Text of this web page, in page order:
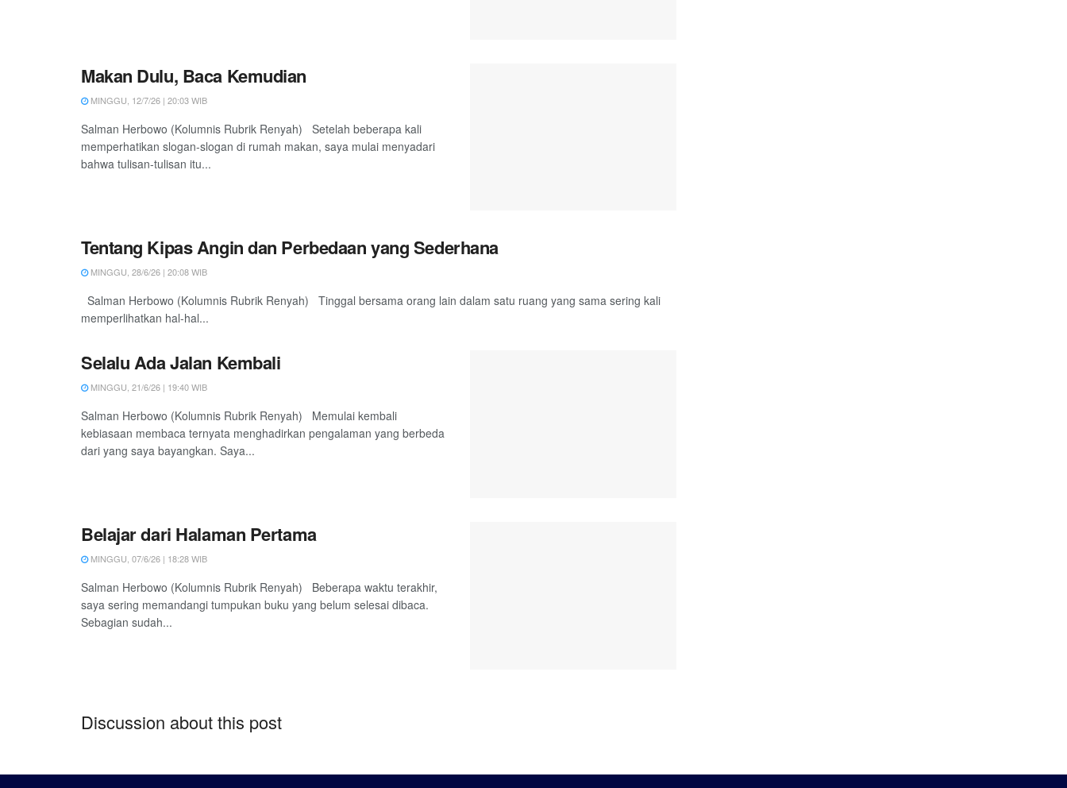
Makan Dulu, Baca Kemudian
MINGGU, 12/7/26 | 20:03 WIB
Salman Herbowo (Kolumnis Rubrik Renyah) Setelah beberapa kali
memperhatikan slogan-slogan di rumah makan, saya mulai menyadari
bahwa tulisan-tulisan itu...
Tentang Kipas Angin dan Perbedaan yang Sederhana
MINGGU, 28/6/26 | 20:08 WIB
Salman Herbowo (Kolumnis Rubrik Renyah) Tinggal bersama orang lain dalam satu ruang yang sama sering kali
memperlihatkan hal-hal...
Selalu Ada Jalan Kembali
MINGGU, 21/6/26 | 19:40 WIB
Salman Herbowo (Kolumnis Rubrik Renyah) Memulai kembali
kebiasaan membaca ternyata menghadirkan pengalaman yang berbeda
dari yang saya bayangkan. Saya...
Belajar dari Halaman Pertama
MINGGU, 07/6/26 | 18:28 WIB
Salman Herbowo (Kolumnis Rubrik Renyah) Beberapa waktu terakhir,
saya sering memandangi tumpukan buku yang belum selesai dibaca.
Sebagian sudah...
Discussion about this post